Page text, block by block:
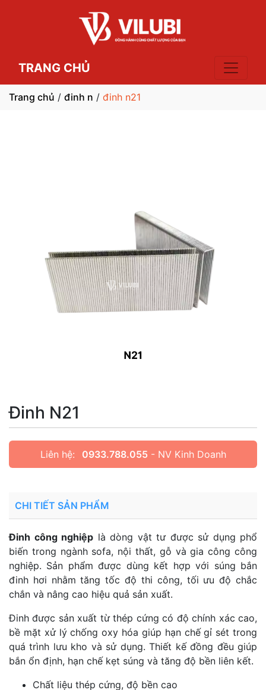
TRANG CHỦ
Trang chủ / đinh n / đinh n21
Đinh N21
Liên hệ: 0933.788.055- NV Kinh Doanh
CHI TIẾT SẢN PHẨM
Đinh công nghiệp là dòng vật tư được sử dụng phổ
biến trong ngành sofa, nội thất, gỗ và gia công công
nghiệp. Sản phẩm được dùng kết hợp với súng bắn
đinh hơi nhằm tăng tốc độ thi công, tối ưu độ chắc
chắn và nâng cao hiệu quả sản xuất.
Đinh được sản xuất từ thép cứng có độ chính xác cao,
bề mặt xử lý chống oxy hóa giúp hạn chế gỉ sét trong
quá trình lưu kho và sử dụng. Thiết kế đồng đều giúp
bắn ổn định, hạn chế kẹt súng và tăng độ bền liên kết.
Chất liệu thép cứng, độ bền cao